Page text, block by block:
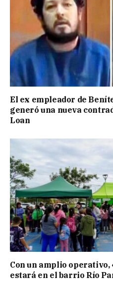
El ex empleador de
generó una nueva
Loan
Con un amplio operativo,
estará en el barrio Río